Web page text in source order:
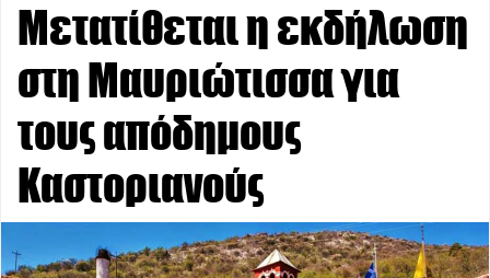
Μετατίθεται η εκδήλωση
στη Μαυριώτισσα για
τους απόδημους
Καστοριανούς